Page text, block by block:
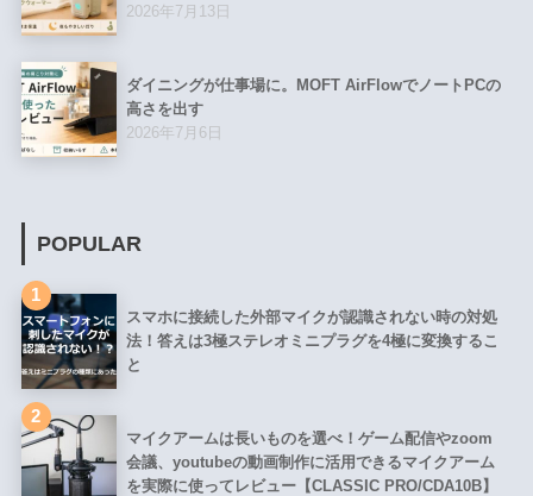
2026年7月13日
ダイニングが仕事場に。MOFT AirFlowでノートPCの
高さを出す
2026年7月6日
POPULAR
1
スマホに接続した外部マイクが認識されない時の対処
法！答えは3極ステレオミニプラグを4極に変換するこ
と
2
マイクアームは長いものを選べ！ゲーム配信やzoom
会議、youtubeの動画制作に活用できるマイクアーム
を実際に使ってレビュー【CLASSIC PRO/CDA10B】